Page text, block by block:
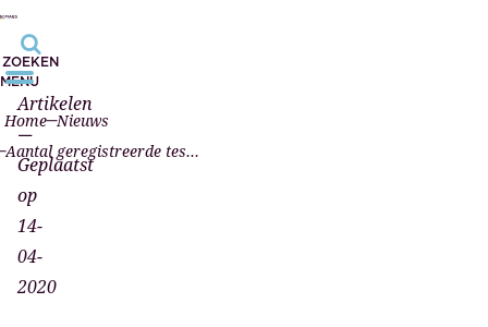
ZOEKEN
MENU
Home Nieuws
Aantal geregistreerde testamenten in maart gestegen
Artikelen
—
Geplaatst
op
14-
04-
2020